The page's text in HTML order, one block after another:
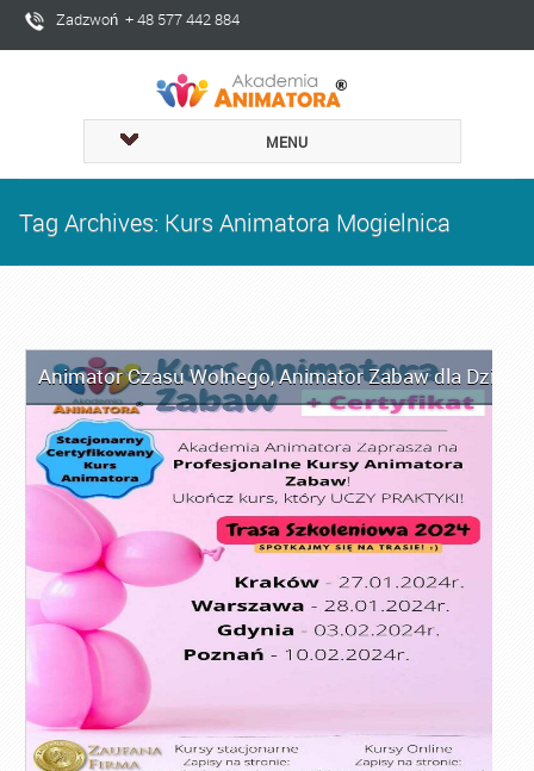
Zadzwoń + 48 577 442 884
MENU
Tag Archives: Kurs Animatora Mogielnica
Animator Czasu Wolnego,Animator Zabaw dla Dzieci